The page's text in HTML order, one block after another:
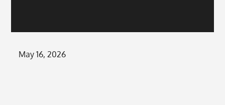
Posted
May 16, 2026